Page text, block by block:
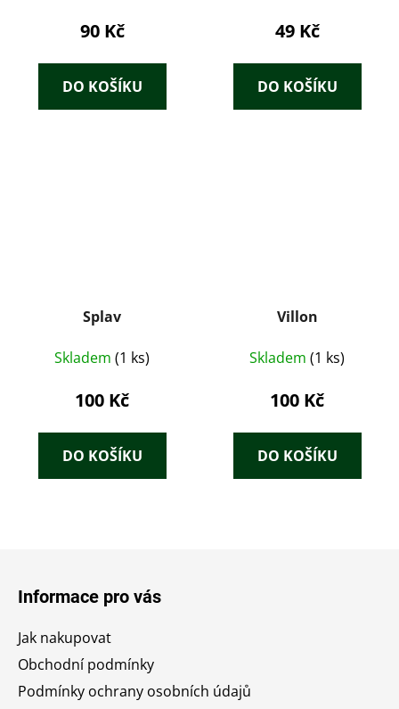
90 Kč
DO KOŠÍKU
49 Kč
DO KOŠÍKU
Splav
Skladem (1 ks)
100 Kč
DO KOŠÍKU
Villon
Skladem (1 ks)
100 Kč
DO KOŠÍKU
Informace pro vás
Jak nakupovat
Obchodní podmínky
Podmínky ochrany osobních údajů